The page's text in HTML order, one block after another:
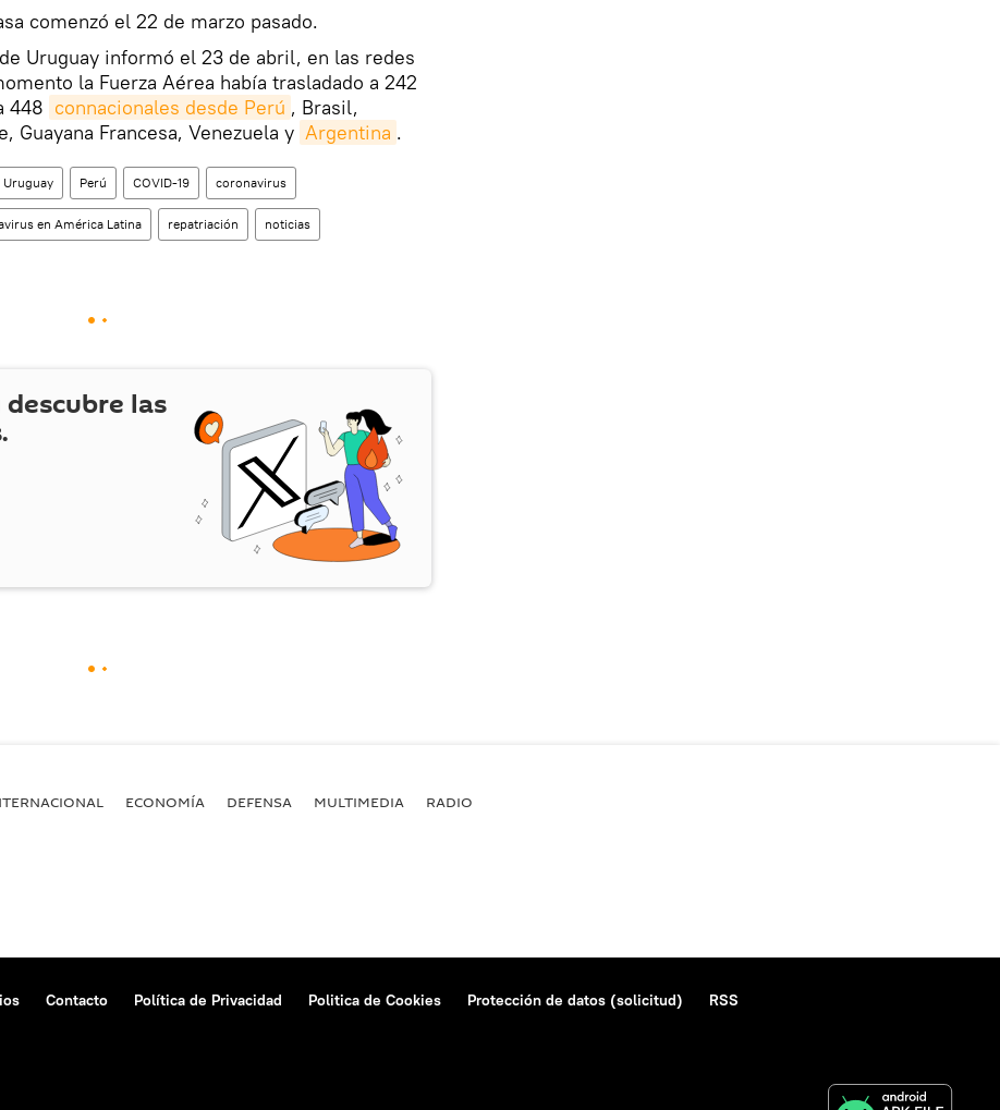
comenzó el 22 de marzo pasado.
Uruguay informó el 23 de abril, en las redes
la Fuerza Aérea había trasladado a 242
448 connacionales desde Perú , Brasil,
Guayana Francesa, Venezuela y Argentina .
Uruguay Perú COVID-19 coronavirus
en América Latina repatriación noticias
descubre las
ECONOMÍA DEFENSA MULTIMEDIA RADIO
Contacto Política de Privacidad Politica de Cookies Protección de datos (solicitud)
RSS